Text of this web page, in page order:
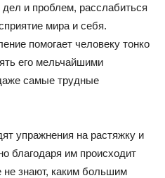
и проблем, расслабиться
мира и себя.
помогает человеку тонко
его мельчайшими
самые трудные
упражнения на растяжку и
благодаря им происходит
не знают, каким большим